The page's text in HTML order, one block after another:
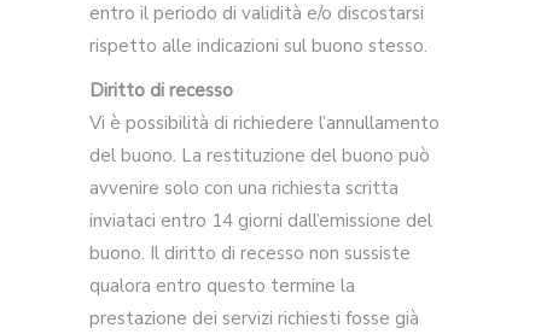
entro il periodo di validità e/o discostarsi
rispetto alle indicazioni sul buono stesso.
Diritto di recesso
Vi è possibilità di richiedere l’annullamento
del buono. La restituzione del buono può
avvenire solo con una richiesta scritta
inviataci entro 14 giorni dall’emissione del
buono. Il diritto di recesso non sussiste
qualora entro questo termine la
prestazione dei servizi richiesti fosse già